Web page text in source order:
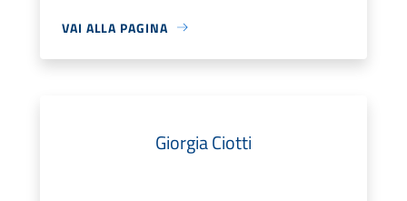
VAI ALLA PAGINA
Giorgia Ciotti